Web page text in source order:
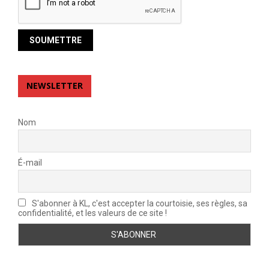
NEWSLETTER
Nom
É-mail
S'abonner à KL, c'est accepter la courtoisie, ses règles, sa
confidentialité, et les valeurs de ce site !